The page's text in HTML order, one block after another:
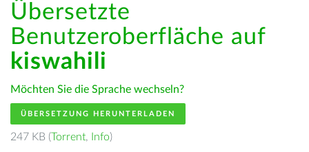
Übersetzte
Benutzeroberfläche auf
kiswahili
Möchten Sie die Sprache wechseln?
ÜBERSETZUNG HERUNTERLADEN
247 KB (Torrent, Info)